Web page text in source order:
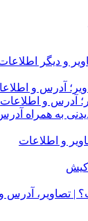
آدرس و اطلاعات